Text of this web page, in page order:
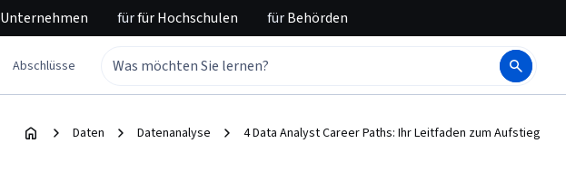
Unternehmen fürfür Hochschulen fürBehörden
Abschlüsse
Daten Datenanalyse 4 Data Analyst Career Paths: Ihr Leitfaden zum Aufstieg